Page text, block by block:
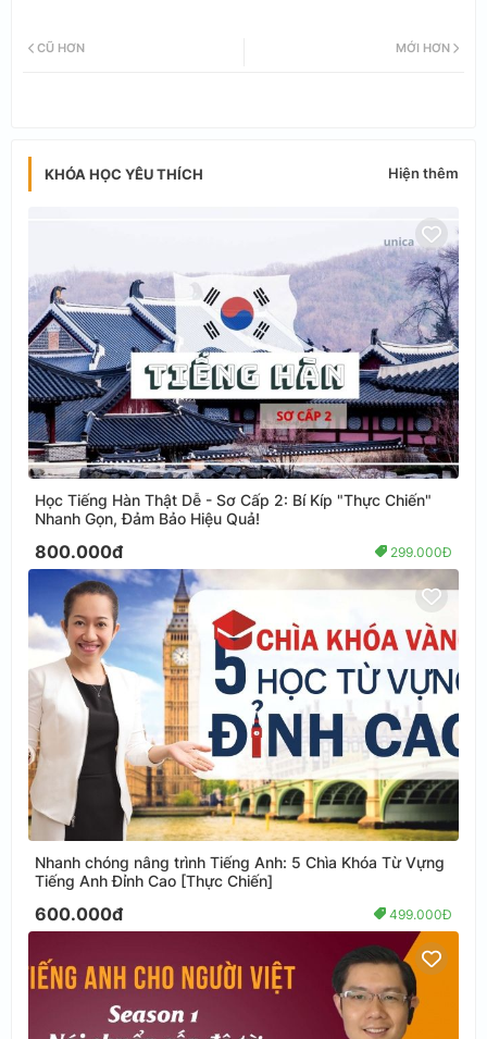
MỚI HƠN
CŨ HƠN
KHÓA HỌC YÊU THÍCH Hiện thêm
Học Tiếng Hàn Thật Dễ - Sơ Cấp 2: Bí Kíp "Thực Chiến"
Nhanh Gọn, Đảm Bảo Hiệu Quả!
800.000đ 299.000Đ
Nhanh chóng nâng trình Tiếng Anh: 5 Chìa Khóa Từ Vựng
Tiếng Anh Đỉnh Cao [Thực Chiến]
600.000đ 499.000Đ